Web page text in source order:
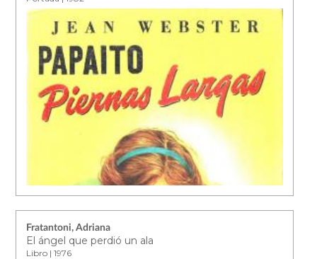
Fratantoni, Adriana
El ángel que perdió un ala
Libro | 1976